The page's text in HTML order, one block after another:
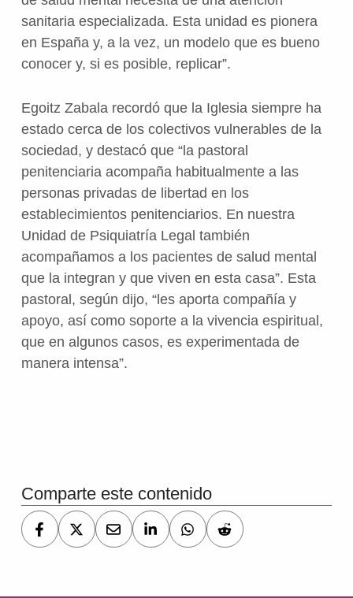
sanitaria especializada. Esta unidad es pionera
en España y, a la vez, un modelo que es bueno
conocer y, si es posible, replicar”.
Egoitz Zabala recordó que la Iglesia siempre ha
estado cerca de los colectivos vulnerables de la
sociedad, y destacó que “la pastoral
penitenciaria acompaña habitualmente a las
personas privadas de libertad en los
establecimientos penitenciarios. En nuestra
Unidad de Psiquiatría Legal también
acompañamos a los pacientes de salud mental
que la integran y que viven en esta casa”. Esta
pastoral, según dijo, “les aporta compañía y
apoyo, así como soporte a la vivencia espiritual,
que en algunos casos, es experimentada de
manera intensa”.
Comparte este contenido